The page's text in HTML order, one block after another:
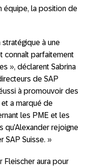
équipe, la position de
à une
connaît parfaitement
», déclarent Sabrina
de SAP
à promouvoir des
a marqué de
les PME et les
qu’Alexander rejoigne
SAP Suisse. »
Fleischer aura pour